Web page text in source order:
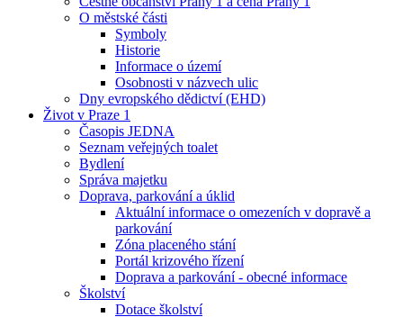
O městské části
Symboly
Historie
Informace o území
Osobnosti v názvech ulic
Dny evropského dědictví (EHD)
Život v Praze 1
Časopis JEDNA
Seznam veřejných toalet
Bydlení
Správa majetku
Doprava, parkování a úklid
Aktuální informace o omezeních v dopravě a
parkování
Zóna placeného stání
Portál krizového řízení
Doprava a parkování - obecné informace
Školství
Dotace školství